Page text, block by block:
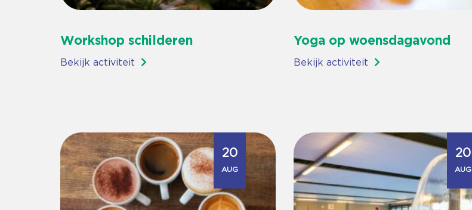
Workshop schilderen
Bekijk activiteit
Yoga op woensdagavond
Bekijk activiteit
20
AUG
20
AUG